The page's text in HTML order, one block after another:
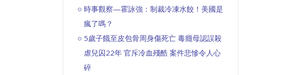
時事觀察—霍詠強：制裁冷凍水餃！美國是
瘋了嗎？
5歲子餓至皮包骨周身傷死亡 毒癮母認誤殺
虐兒囚22年 官斥冷血殘酷 案件悲慘令人心
碎